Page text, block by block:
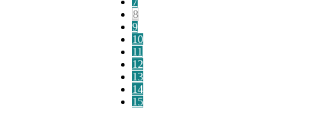
8
9
10
11
12
13
14
15